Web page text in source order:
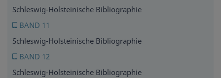
Schleswig-Holsteinische Bibliographie
BAND 11
Schleswig-Holsteinische Bibliographie
BAND 12
Schleswig-Holsteinische Bibliographie